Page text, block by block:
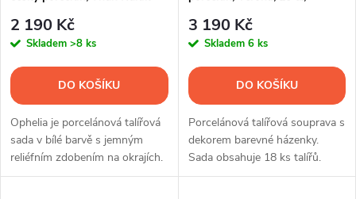
r
o
d
u
p
r
o
d
u
2 190 Kč
Skladem >8 ks
DO KOŠÍKU
Ophelia je porcelánová talířová
sada v bílé barvě s jemným
reliéfním zdobením na okrajích.
Souprava obsahuje 18 ks talířů.
3 190 Kč
Skladem 6 ks
DO KOŠÍKU
Porcelánová talířová souprava s
dekorem barevné házenky.
Sada obsahuje 18 ks talířů.